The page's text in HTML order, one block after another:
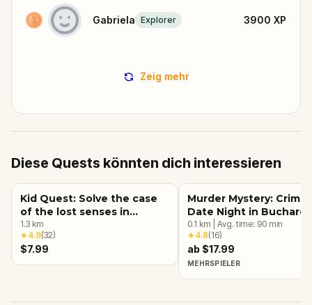
Gabriela Explorer 3900 XP
Zeig mehr
Diese Quests könnten dich interessieren
Kid Quest: Solve the case
of the lost senses in
Bucharest
1.3 km
★4.9(32)
$7.99
Murder Mystery: Crime
Date Night in
0.1 km Avg. time: 90 min
★4.8(16)
ab $17.99
MEHRSPIELER